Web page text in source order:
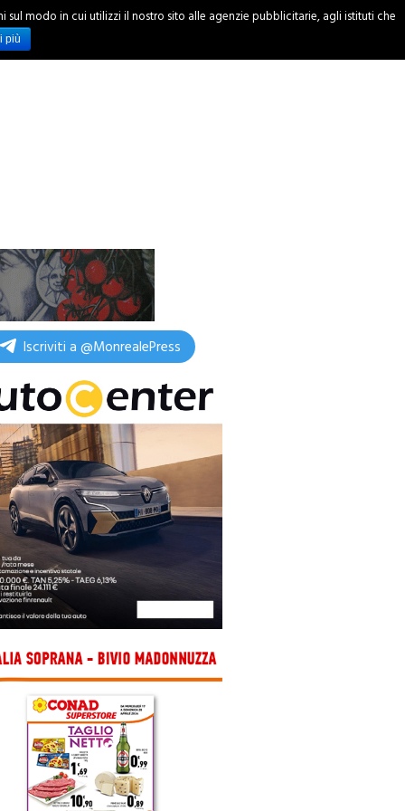
INCHIESTE
Iscriviti a @MonrealePress
modo in cui utilizzi il nostro sito alle agenzie pubblicitarie, agli istituti che
più